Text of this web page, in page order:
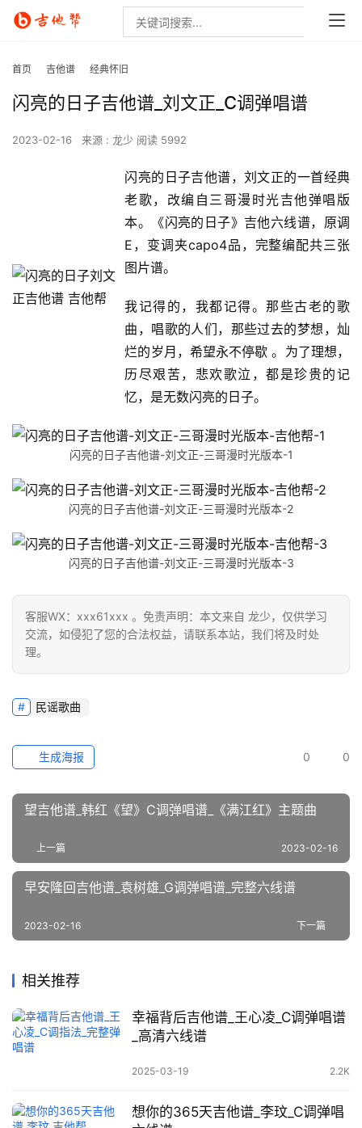
首页 吉他谱 经典怀旧
闪亮的日子吉他谱_刘文正_C调弹唱谱
2023-02-16 来源 : 龙少 阅读 5992
闪亮的日子吉他谱，刘文正的一首经典
老歌，改编自三哥漫时光吉他弹唱版
本。《闪亮的日子》吉他六线谱，原调
E，变调夹capo4品，完整编配共三张
图片谱。
我记得的，我都记得。那些古老的歌
曲，唱歌的人们，那些过去的梦想，灿
烂的岁月，希望永不停歇 。为了理想，
历尽艰苦，悲欢歌泣，都是珍贵的记
忆，是无数闪亮的日子。
闪亮的日子吉他谱-刘文正-三哥漫时光版本-1
闪亮的日子吉他谱-刘文正-三哥漫时光版本-2
闪亮的日子吉他谱-刘文正-三哥漫时光版本-3
客服WX：xxx61xxx 。免责声明：本文来自 龙少，仅供学习
交流，如侵犯了您的合法权益，请联系本站，我们将及时处
理。
民谣歌曲
0 0
生成海报
望吉他谱_韩红《望》C调弹唱谱_《满江红》主题曲
上一篇 2023-02-16
早安隆回吉他谱_袁树雄_G调弹唱谱_完整六线谱
下一篇
2023-02-16
相关推荐
幸福背后吉他谱_王心凌_C调弹唱谱
_高清六线谱
2025-03-19 2.2K
想你的365天吉他谱_李玟_C调弹唱